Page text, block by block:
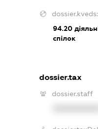
dossier.kveds:
94.20
спілок
dossier.tax
dossier.staff